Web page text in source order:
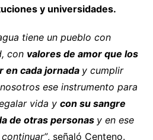
y universidades.
tiene un pueblo con
con valores de amor que los
en cada jornada y cumplir
ese instrumento para
vida y con su sangre
de otras personas y en ese
, señaló Centeno.